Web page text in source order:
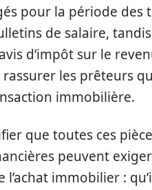
pour la période des
de salaire,
d’impôt sur le
les prêteurs
immobilière.
que toutes ces
peuvent
immobilier :